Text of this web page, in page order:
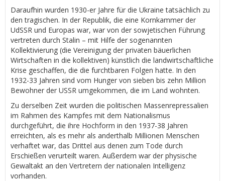
Daraufhin wurden 1930-er Jahre für die Ukraine tatsächlich zu
den tragischen. In der Republik, die eine Kornkammer der
UdSSR und Europas war, war von der sowjetischen Führung
vertreten durch Stalin – mit Hilfe der sogenannten
Kollektivierung (die Vereinigung der privaten bäuerlichen
Wirtschaften in die kollektiven) künstlich die landwirtschaftliche
Krise geschaffen, die die furchtbaren Folgen hatte. In den
1932-33 Jahren sind vom Hunger von sieben bis zehn Million
Bewohner der USSR umgekommen, die im Land wohnten.
Zu derselben Zeit wurden die politischen Massenrepressalien
im Rahmen des Kampfes mit dem Nationalismus
durchgeführt, die ihre Hochform in den 1937-38 Jahren
erreichten, als es mehr als anderthalb Millionen Menschen
verhaftet war, das Drittel aus denen zum Tode durch
Erschießen verurteilt waren. Außerdem war der physische
Gewaltakt an den Vertretern der nationalen Intelligenz
vorhanden.